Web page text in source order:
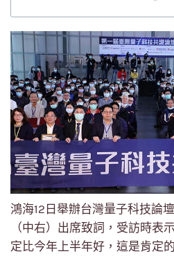
鴻海12日舉辦台灣量子科技論
（中右）出席致詞，受訪時表
定比今年上半年好，這是肯定的